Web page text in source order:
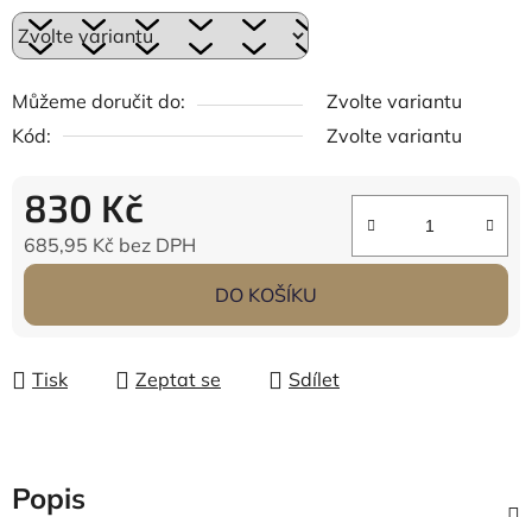
Můžeme doručit do:
Zvolte variantu
Kód:
Zvolte variantu
830 Kč
685,95 Kč bez DPH
Měrná cena:
DO KOŠÍKU
Tisk Zeptat se Sdílet
Popis